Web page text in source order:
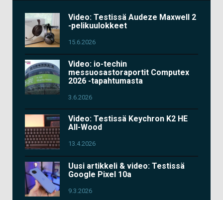
Video: Testissä Audeze Maxwell 2
-pelikuulokkeet
15.6.2026
Video: io-techin
messuosastoraportit Computex
2026 -tapahtumasta
3.6.2026
Video: Testissä Keychron K2 HE
All-Wood
13.4.2026
Uusi artikkeli & video: Testissä
Google Pixel 10a
9.3.2026